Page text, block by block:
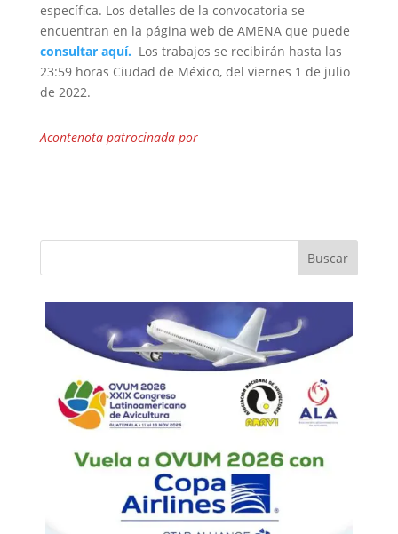
específica. Los detalles de la convocatoria se
encuentran en la página web de AMENA que puede
consultar aquí. Los trabajos se recibirán hasta las
23:59 horas Ciudad de México, del viernes 1 de julio
de 2022.
Acontenota patrocinada por
Buscar